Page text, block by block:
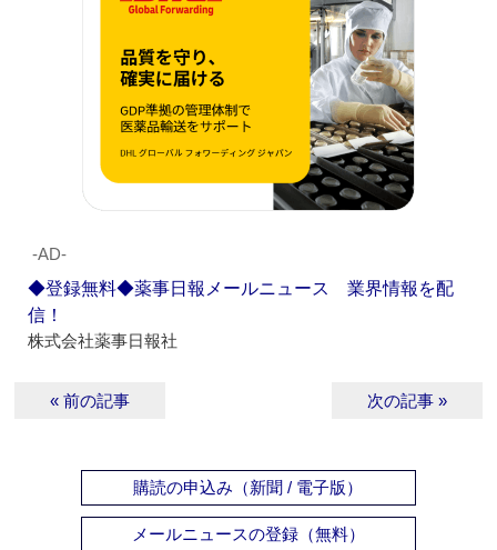
‐AD‐
◆登録無料◆薬事日報メールニュース 業界情報を配
信！
株式会社薬事日報社
« 前の記事 次の記事 »
購読の申込み（新聞 / 電子版）
メールニュースの登録（無料）